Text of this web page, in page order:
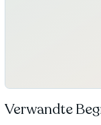
Verwandte